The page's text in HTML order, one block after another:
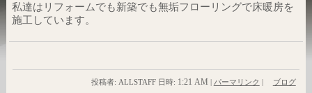
私達はリフォームでも新築でも無垢フローリングで床暖房を
施工しています。
投稿者: ALLSTAFF 日時: 1:21 AM | パーマリンク | ブログ